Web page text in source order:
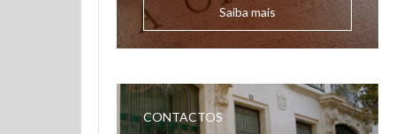
Saiba mais
CONTACTOS